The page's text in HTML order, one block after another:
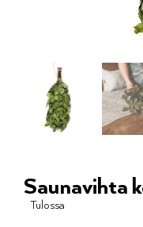
Saunavihta
Tulossa